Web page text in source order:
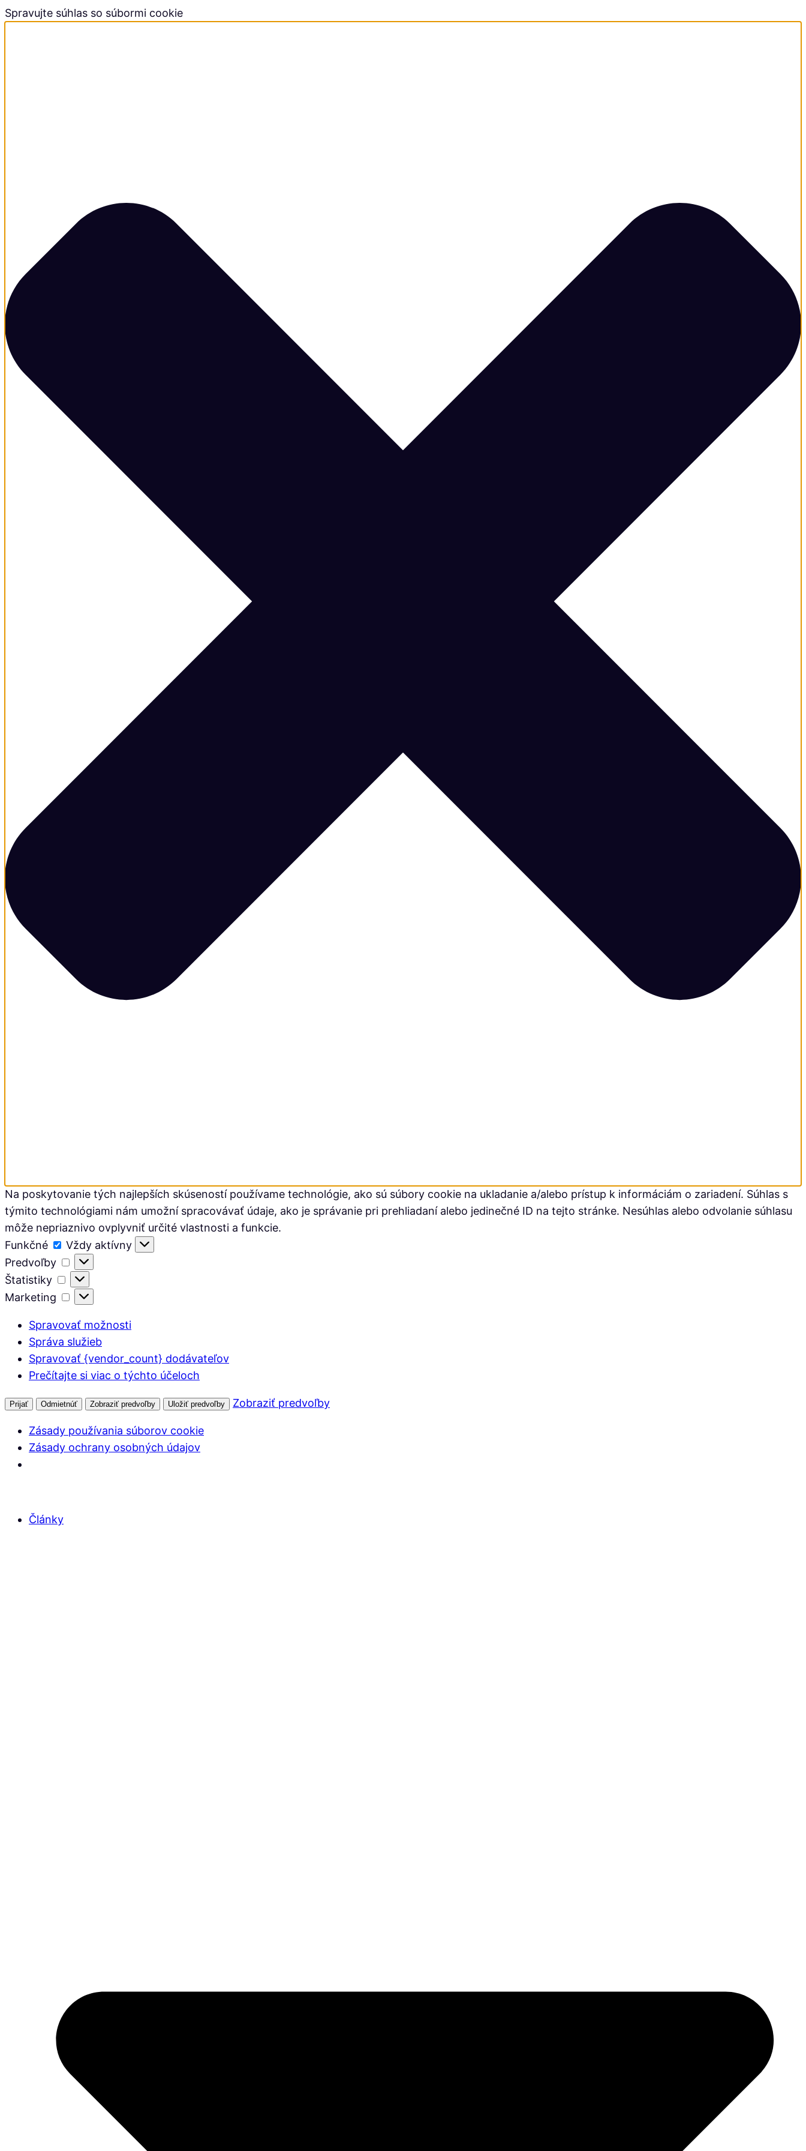
Spravujte súhlas so súbormi cookie
Na poskytovanie tých najlepších skúseností používame technológie, ako sú súbory cookie na ukladanie a/alebo prístup k informáciám o zariadení. Súhlas s
týmito technológiami nám umožní spracovávať údaje, ako je správanie pri prehliadaní alebo jedinečné ID na tejto stránke. Nesúhlas alebo odvolanie súhlasu
môže nepriaznivo ovplyvniť určité vlastnosti a funkcie.
Funkčné
Funkčné
Vždy aktívny
Predvoľby
Predvoľby
Štatistiky
Štatistiky
Marketing
Marketing
Spravovať možnosti
Správa služieb
Spravovať {vendor_count} dodávateľov
Prečítajte si viac o týchto účeloch
Prijať Odmietnúť Zobraziť predvoľby Uložiť predvoľby Zobraziť predvoľby
Zásady používania súborov cookie
Zásady ochrany osobných údajov
Články